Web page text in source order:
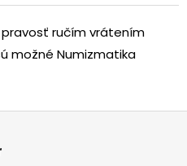
pravosť ručím vrátením
možné Numizmatika